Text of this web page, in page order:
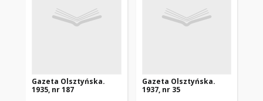
Gazeta Olsztyńska.
1935, nr 187
Gazeta Olsztyńska.
1937, nr 35